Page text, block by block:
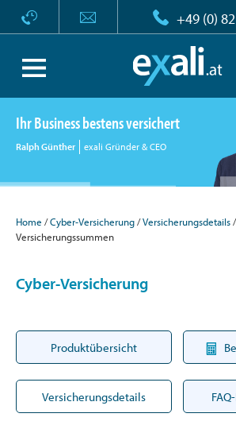
+49 (0)
Ihr Business bestens versichert
Ralph Günther exali Gründer & CEO
Home Cyber-Versicherung Versicherungsdetails
Versicherungssummen
Cyber-Versicherung
Produktübersicht
Versicherungsdetails